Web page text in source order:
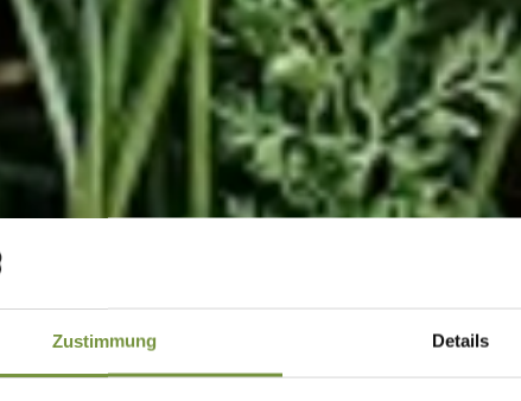
Zustimmung Details